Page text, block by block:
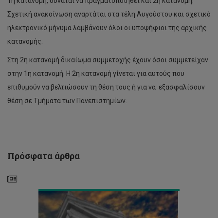
Σχετική ανακοίνωση αναρτάται στα τέλη Αυγούστου και σχετικό
ηλεκτρονικό μήνυμα λαμβάνουν όλοι οι υποψήφιοι της αρχικής
κατανομής.
Στη 2η κατανομή δικαίωμα συμμετοχής έχουν όσοι συμμετείχαν
στην 1η κατανομή. Η 2η κατανομή γίνεται για αυτούς που
επιθυμούν να βελτιώσουν τη θέση τους ή για να εξασφαλίσουν
θέση σε Τμήματα των Πανεπιστημίων.
Πρόσφατα άρθρα
Εξαμήνου
2018-